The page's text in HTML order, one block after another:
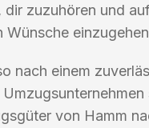
dir zuzuhören und
Wünsche
nach einem
von Hamm